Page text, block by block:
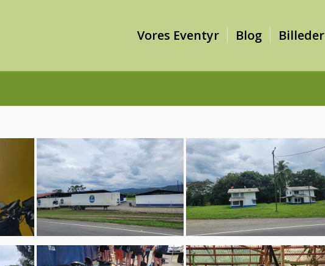
Vores Eventyr Blog Billeder